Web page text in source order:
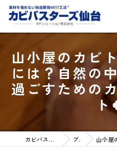
山小屋のカビ
には？自然の
過ごすための
ト
カビバスターズ仙台HOME ブログ 山小屋のカビト